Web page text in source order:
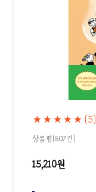
★★★★★ (5)
상품평(607건)
15,210원